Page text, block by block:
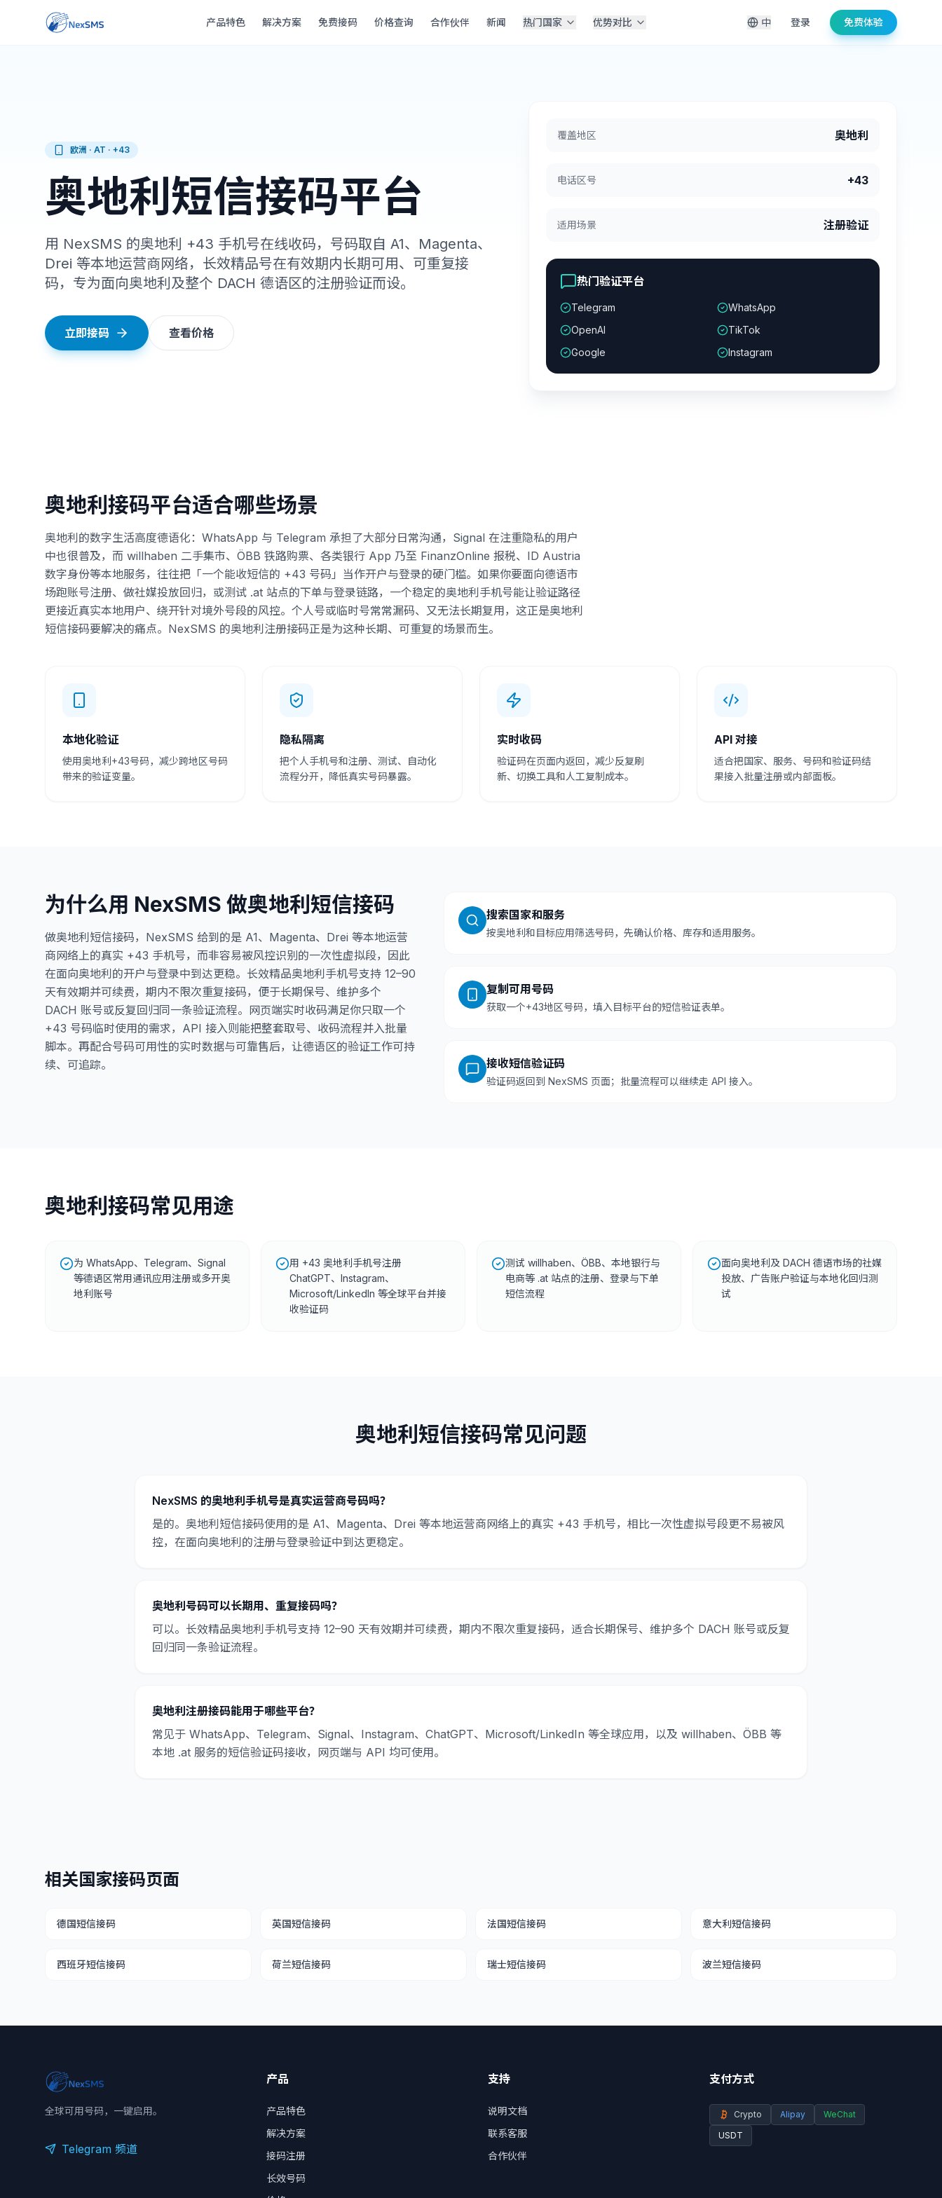
产品特色 解决方案 免费接码 价格查询 合作伙伴 新闻 热门国家 优势对比 中 登录 免费体验
欧洲 · AT · +43
奥地利短信接码平台
用 NexSMS 的奥地利 +43 手机号在线收码，号码取自 A1、Magenta、
Drei 等本地运营商网络，长效精品号在有效期内长期可用、可重复接
码，专为面向奥地利及整个 DACH 德语区的注册验证而设。
立即接码 查看价格
覆盖地区 奥地利
电话区号 +43
适用场景 注册验证
热门验证平台
Telegram
WhatsApp
OpenAI
TikTok
Google
Instagram
奥地利接码平台适合哪些场景
奥地利的数字生活高度德语化：WhatsApp 与 Telegram 承担了大部分日常沟通，Signal 在注重隐私的用户
中也很普及，而 willhaben 二手集市、ÖBB 铁路购票、各类银行 App 乃至 FinanzOnline 报税、ID Austria
数字身份等本地服务，往往把「一个能收短信的 +43 号码」当作开户与登录的硬门槛。如果你要面向德语市
场跑账号注册、做社媒投放回归，或测试 .at 站点的下单与登录链路，一个稳定的奥地利手机号能让验证路径
更接近真实本地用户、绕开针对境外号段的风控。个人号或临时号常常漏码、又无法长期复用，这正是奥地利
短信接码要解决的痛点。NexSMS 的奥地利注册接码正是为这种长期、可重复的场景而生。
本地化验证
使用奥地利+43号码，减少跨地区号码
带来的验证变量。
隐私隔离
把个人手机号和注册、测试、自动化
流程分开，降低真实号码暴露。
实时收码
验证码在页面内返回，减少反复刷
新、切换工具和人工复制成本。
API 对接
适合把国家、服务、号码和验证码结
果接入批量注册或内部面板。
为什么用 NexSMS 做奥地利短信接码
做奥地利短信接码，NexSMS 给到的是 A1、Magenta、Drei 等本地运营
商网络上的真实 +43 手机号，而非容易被风控识别的一次性虚拟段，因此
在面向奥地利的开户与登录中到达更稳。长效精品奥地利手机号支持 12–90
天有效期并可续费，期内不限次重复接码，便于长期保号、维护多个
DACH 账号或反复回归同一条验证流程。网页端实时收码满足你只取一个
+43 号码临时使用的需求，API 接入则能把整套取号、收码流程并入批量
脚本。再配合号码可用性的实时数据与可靠售后，让德语区的验证工作可持
续、可追踪。
搜索国家和服务
按奥地利和目标应用筛选号码，先确认价格、库存和适用服务。
复制可用号码
获取一个+43地区号码，填入目标平台的短信验证表单。
接收短信验证码
验证码返回到 NexSMS 页面；批量流程可以继续走 API 接入。
奥地利接码常见用途
为 WhatsApp、Telegram、Signal
等德语区常用通讯应用注册或多开奥
地利账号
用 +43 奥地利手机号注册
ChatGPT、Instagram、
Microsoft/LinkedIn 等全球平台并接
收验证码
测试 willhaben、ÖBB、本地银行与
电商等 .at 站点的注册、登录与下单
短信流程
面向奥地利及 DACH 德语市场的社媒
投放、广告账户验证与本地化回归测
试
奥地利短信接码常见问题
NexSMS 的奥地利手机号是真实运营商号码吗？
是的。奥地利短信接码使用的是 A1、Magenta、Drei 等本地运营商网络上的真实 +43 手机号，相比一次性虚拟号段更不易被风
控，在面向奥地利的注册与登录验证中到达更稳定。
奥地利号码可以长期用、重复接码吗？
可以。长效精品奥地利手机号支持 12–90 天有效期并可续费，期内不限次重复接码，适合长期保号、维护多个 DACH 账号或反复
回归同一条验证流程。
奥地利注册接码能用于哪些平台？
常见于 WhatsApp、Telegram、Signal、Instagram、ChatGPT、Microsoft/LinkedIn 等全球应用，以及 willhaben、ÖBB 等
本地 .at 服务的短信验证码接收，网页端与 API 均可使用。
相关国家接码页面
德国短信接码 英国短信接码 法国短信接码 意大利短信接码
西班牙短信接码 荷兰短信接码 瑞士短信接码 波兰短信接码
全球可用号码，一键启用。
Telegram 频道
产品
产品特色
解决方案
接码注册
长效号码
支持
说明文档
联系客服
合作伙伴
支付方式
Crypto Alipay
WeChat
USDT